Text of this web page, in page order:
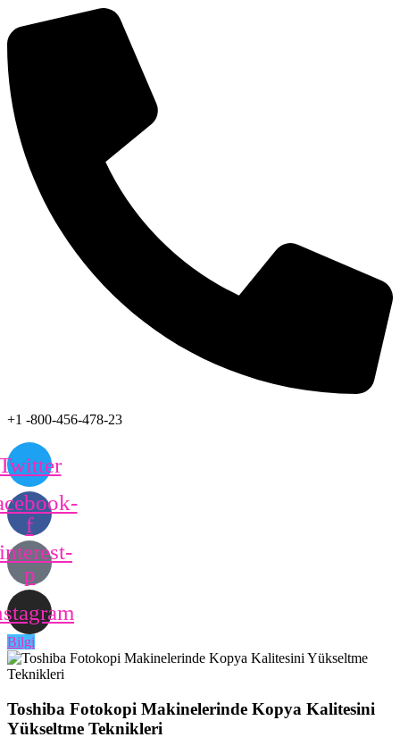
+1 -800-456-478-23
f
p
Bilgi
Toshiba Fotokopi Makinelerinde Kopya Kalitesini
Yükseltme Teknikleri